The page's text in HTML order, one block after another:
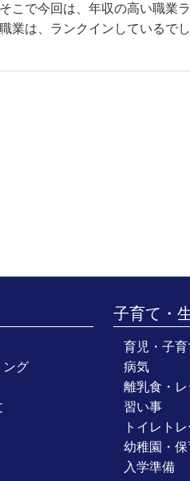
こで今回は、年収の高い職業ラ
業は、ランクインしているでし
ング
子育て・
育児・子育
病気
離乳食・
習い事
トイレト
幼稚園・保
入学準備